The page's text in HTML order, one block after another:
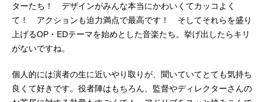
ターたち！ デザインがみんな本当にかわいくてカッコよく
て！ アクションも迫力満点で最高です！ そしてそれらを盛り
上げるOP・EDテーマを始めとした音楽たち。挙げ出したらキリ
がないですね。
個人的には演者の生に近いやり取りが、聞いていてとても気持ち
良くて好きです。役者陣はもちろん、監督やディレクターさんの